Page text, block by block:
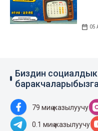
05
Биздин
79 миң жазылуучу
0.1 миң жазылуучу